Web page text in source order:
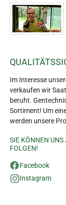
Im Interesse
verkaufen wir
beruht.
Sortiment! Um
werden unsere
SIE KÖNNEN
FOLGEN!
Facebook
Instagram